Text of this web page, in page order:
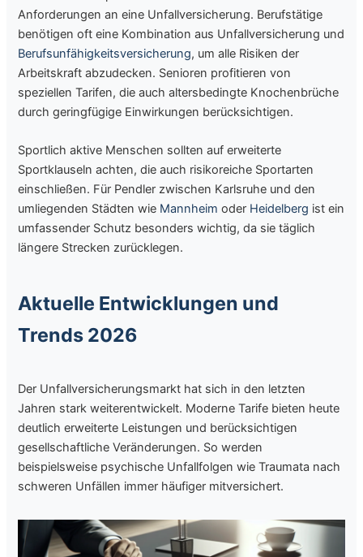
Anforderungen an eine Unfallversicherung. Berufstätige
benötigen oft eine Kombination aus Unfallversicherung und
Berufsunfähigkeitsversicherung, um alle Risiken der
Arbeitskraft abzudecken. Senioren profitieren von
speziellen Tarifen, die auch altersbedingte Knochenbrüche
durch geringfügige Einwirkungen berücksichtigen.
Sportlich aktive Menschen sollten auf erweiterte
Sportklauseln achten, die auch risikoreiche Sportarten
einschließen. Für Pendler zwischen Karlsruhe und den
umliegenden Städten wie Mannheim oder Heidelberg ist ein
umfassender Schutz besonders wichtig, da sie täglich
längere Strecken zurücklegen.
Aktuelle Entwicklungen und
Trends 2026
Der Unfallversicherungsmarkt hat sich in den letzten
Jahren stark weiterentwickelt. Moderne Tarife bieten heute
deutlich erweiterte Leistungen und berücksichtigen
gesellschaftliche Veränderungen. So werden
beispielsweise psychische Unfallfolgen wie Traumata nach
schweren Unfällen immer häufiger mitversichert.